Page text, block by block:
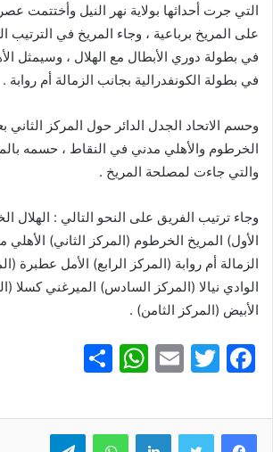
التي جرت أحداثها بولاية نهر النيل وأختتمت
على المريخ برباعية ، وجاء المريخ في الترتيب
في بطولة دوري الأبطال مع الهلال ، وسيمثل
في بطولة الكونفدرالية بجانب الزمالة أم روابة .
وحسم الاتحاد الجدل الدائر حول المركز الثاني
الخرطوم والأهلي مدني في النقاط ، حسمه
والتي جاءت لمصلحة المريخ .
وجاء ترتيب الفريق على النحو التالي : الهلال
الأول) المريخ الخرطوم (المركز الثاني) الأهلي
الزمالة أم روابة (المركز الرابع) الأمل
الوادي نيالا (المركز السادس) الميرغني كسلا
الأبيض (المركز الثامن) .
F
c
e
T
itt
er
E
ai
l
W
at
s
ar
e
لينكدإن واتساب تيلقرام